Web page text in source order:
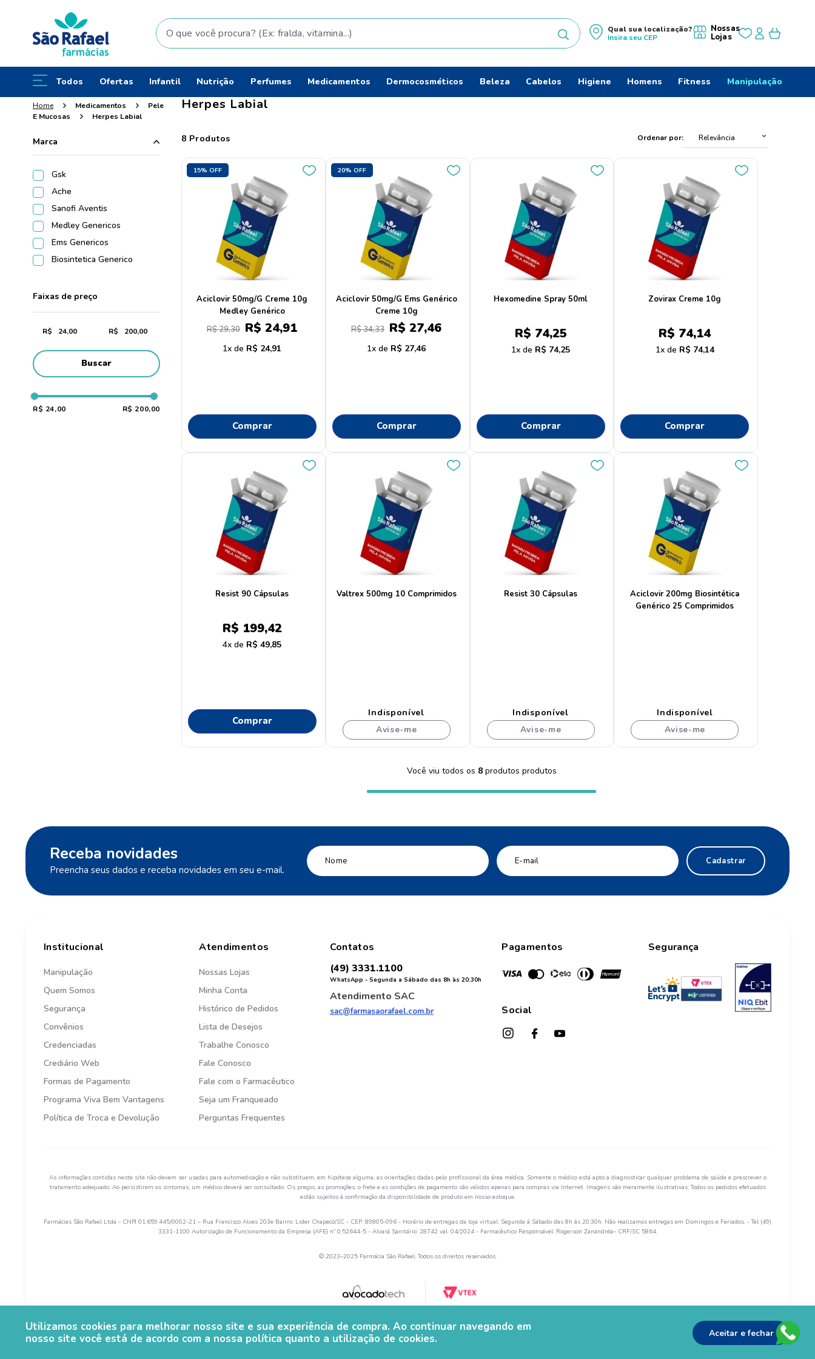
Utilizamos cookies para melhorar nosso site e sua experiência de compra. Ao continuar navegando em
nosso site você está de acordo com a nossa política quanto a utilização de cookies.
Aceitar e fechar
O que você procura? (Ex: fralda, vitamina...)
Qual sua localização?
Insira seu CEP
Nossas
Lojas
Todos Ofertas Infantil Nutrição Perfumes Medicamentos Dermocosméticos Beleza Cabelos Higiene Homens Fitness Manipulação
Medicamentos
Pele
E Mucosas
Herpes Labial
Marca
Gsk
Ache
Sanofi Aventis
Medley Genericos
Ems Genericos
Biosintetica Generico
Faixas de preço
R$ R$
Buscar
R$ 24,00 R$ 200,00
Herpes Labial
8 Produtos Ordenar por Relevância
15% OFF
Aciclovir 50mg/G Creme 10g
Medley Genérico
R$29,30 R$ 24,91
1 R$ 24,91
Comprar
20% OFF
Aciclovir 50mg/G Ems Genérico
Creme 10g
R$34,33 R$ 27,46
1 R$ 27,46
Comprar
Hexomedine Spray 50ml
R$ 74,25
1 R$ 74,25
Comprar
Zovirax Creme 10g
R$ 74,14
1 R$ 74,14
Comprar
Resist 90 Cápsulas
R$ 199,42
4 R$ 49,85
Comprar
Valtrex 500mg 10 Comprimidos
Indisponível
Avise-me
Resist 30 Cápsulas
Indisponível
Avise-me
Aciclovir 200mg Biosintética
Genérico 25 Comprimidos
Indisponível
Avise-me
Você viu todos os 8produtos
Receba novidades
Preencha seus dados e receba novidades em seu e-mail.
Cadastrar
Institucional
Manipulação
Quem Somos
Segurança
Convênios
Credenciadas
Crediário Web
Formas de Pagamento
Programa Viva Bem Vantagens
Política de Troca e Devolução
Atendimentos
Nossas Lojas
Minha Conta
Histórico de Pedidos
Lista de Desejos
Trabalhe Conosco
Fale Conosco
Fale com o Farmacêutico
Seja um Franqueado
Perguntas Frequentes
Contatos
(49) 3331.1100
WhatsApp - Segunda a Sábado das 8h às 20:30h
Atendimento SAC
sac@farmasaorafael.com.br
Pagamentos
Social
Segurança
As informações contidas neste site não devem ser usadas para automedicação e não substituem, em hipótese alguma, as orientações dadas pelo profissional da área médica. Somente o médico está apto a diagnosticar qualquer problema de saúde e prescrever o
tratamento adequado. Ao persistirem os sintomas, um médico deverá ser consultado. Os preços, as promoções, o frete e as condições de pagamento são válidos apenas para compras via Internet. Imagens são meramente ilustrativas. Todos os pedidos efetuados
estão sujeitos à confirmação da disponibilidade de produto em nosso estoque.
Farmácias São Rafael Ltda - CNPJ 01.659.445/0002-21 – Rua Francisco Alves 203e Bairro: Lider Chapecó/SC - CEP: 89805-096 - Horário de entregas da loja virtual: Segunda á Sábado das 8h às 20:30h. Não realizamos entregas em Domingos e Feriados. - Tel (49)
3331-1100 Autorização de Funcionamento da Empresa (AFE) nº 0.52644-5 - Alvará Sanitário: 28742 val. 04/2024 - Farmacêutico Responsável: Rogerson Zanandréa– CRF/SC 5864.
© 2023–2025 Farmácia São Rafael. Todos os direitos reservados.
Termos mais buscados
fralda pampers
esmalte